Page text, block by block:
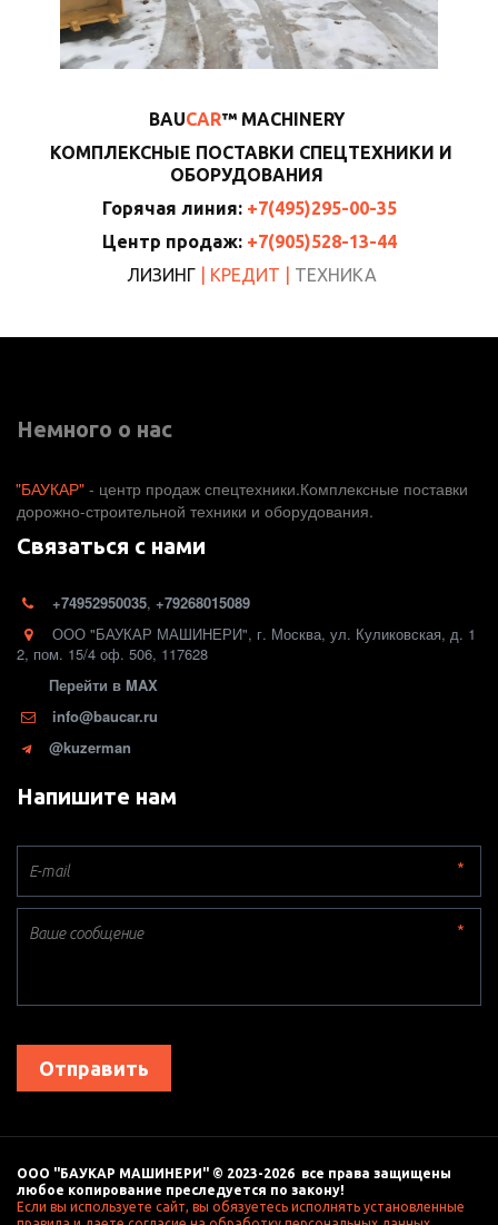
BAUCAR™ MACHINERY
КОМПЛЕКСНЫЕ ПОСТАВКИ СПЕЦТЕХНИКИ И
ОБОРУДОВАНИЯ
Горячая линия: +7(495)295-00-35
Центр продаж: +7(905)528-13-44
ЛИЗИНГ| КРЕДИТ | ТЕХНИКА
Немного о нас
"БАУКАР" - центр продаж спецтехники.Комплексные поставки
дорожно-строительной техники и оборудования.
Связаться с нами
+74952950035, +79268015089
ООО "БАУКАР МАШИНЕРИ", г. Москва, ул. Куликовская, д. 1
2, пом. 15/4 оф. 506, 117628
Перейти в MAX
info@baucar.ru
@kuzerman
Напишите нам
*
*
Отправить
ООО "БАУКАР МАШИНЕРИ" © 2023-2026  все права защищены
любое копирование преследуется по закону!
Если вы используете сайт, вы обязуетесь исполнять установленные